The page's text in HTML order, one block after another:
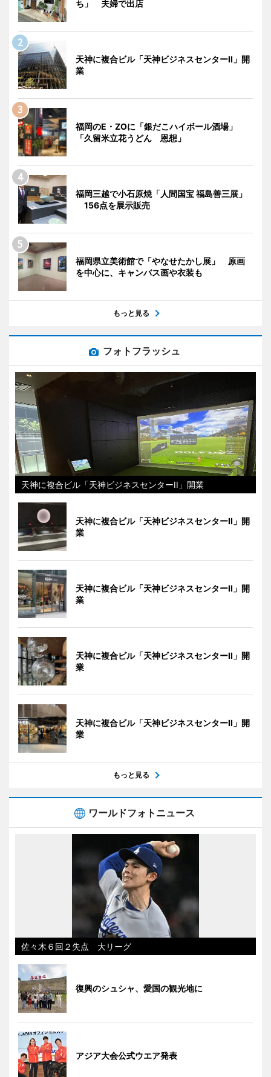
ち」 夫婦で出店
天神に複合ビル「天神ビジネスセンターII」開
業
福岡のE・ZOに「銀だこハイボール酒場」
「久留米立花うどん 恩想」
福岡三越で小石原焼「人間国宝 福島善三展」
156点を展示販売
福岡県立美術館で「やなせたかし展」 原画
を中心に、キャンバス画や衣装も
もっと見る
フォトフラッシュ
天神に複合ビル「天神ビジネスセンターII」開業
天神に複合ビル「天神ビジネスセンターII」開
業
天神に複合ビル「天神ビジネスセンターII」開
業
天神に複合ビル「天神ビジネスセンターII」開
業
天神に複合ビル「天神ビジネスセンターII」開
業
もっと見る
ワールドフォトニュース
佐々木６回２失点 大リーグ
復興のシュシャ、愛国の観光地に
アジア大会公式ウエア発表